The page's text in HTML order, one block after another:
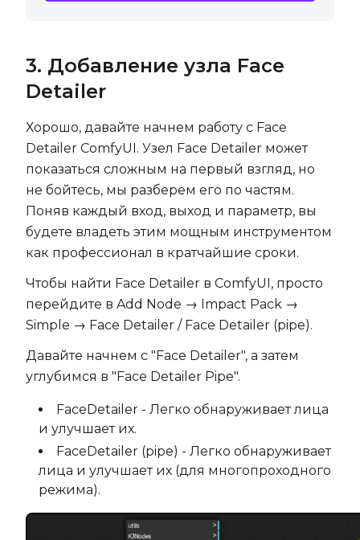
3. Добавление узла Face
Detailer
Хорошо, давайте начнем работу с Face
Detailer ComfyUI. Узел Face Detailer может
показаться сложным на первый взгляд, но
не бойтесь, мы разберем его по частям.
Поняв каждый вход, выход и параметр, вы
будете владеть этим мощным инструментом
как профессионал в кратчайшие сроки.
Чтобы найти Face Detailer в ComfyUI, просто
перейдите в Add Node → Impact Pack →
Simple → Face Detailer / Face Detailer (pipe).
Давайте начнем с "Face Detailer", а затем
углубимся в "Face Detailer Pipe".
FaceDetailer - Легко обнаруживает лица
и улучшает их.
FaceDetailer (pipe) - Легко обнаруживает
лица и улучшает их (для многопроходного
режима).